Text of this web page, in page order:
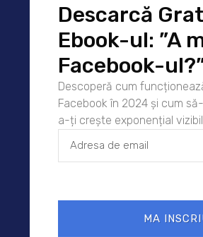
la
Dar
Descarcă
Ebook-ul: ”A
Facebook-
Descoperă cum
Facebook în 2024 și cum
a-ți crește exponențial
MA